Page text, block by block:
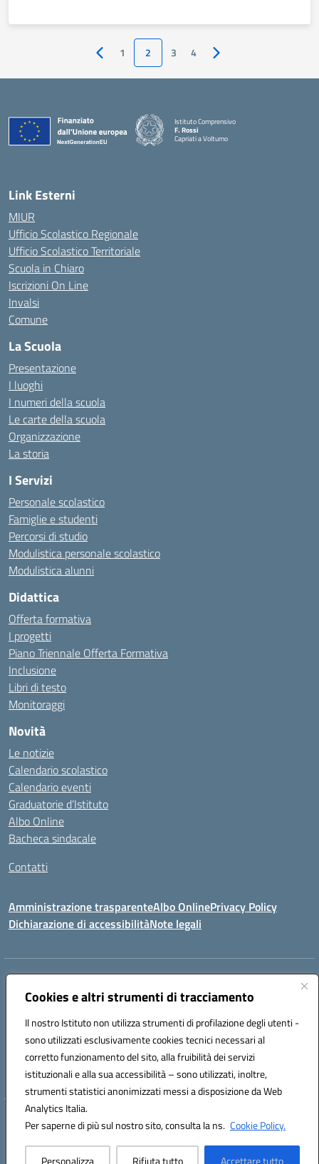
Cookies e altri strumenti di tracciamento
Il nostro Istituto non utilizza strumenti di profilazione degli utenti -
sono utilizzati esclusivamente cookies tecnici necessari al
corretto funzionamento del sito, alla fruibilità dei servizi
istituzionali e alla sua accessibilità – sono utilizzati, inoltre,
strumenti statistici anonimizzati messi a disposizione da Web
Analytics Italia.
Per saperne di più sul nostro sito, consulta la ns. Cookie Policy.
Personalizza Rifiuta tutto Accettare tutto
Pagina precedente
1 2 3 4 Pagina successiva
Istituto Comprensivo
F. Rossi
Capriati a Volturno
— Visita la pagina iniziale della scuola
Link Esterni
MIUR
Ufficio Scolastico Regionale
Ufficio Scolastico Territoriale
Scuola in Chiaro
Iscrizioni On Line
Invalsi
Comune
La Scuola
Presentazione
I luoghi
I numeri della scuola
Le carte della scuola
Organizzazione
La storia
I Servizi
Personale scolastico
Famiglie e studenti
Percorsi di studio
Modulistica personale scolastico
Modulistica alunni
Didattica
Offerta formativa
I progetti
Piano Triennale Offerta Formativa
Inclusione
Libri di testo
Monitoraggi
Novità
Le notizie
Calendario scolastico
Calendario eventi
Graduatorie d’Istituto
Albo Online
Bacheca sindacale
Contatti
Amministrazione trasparenteAlbo OnlinePrivacy Policy
Dichiarazione di accessibilitàNote legali
Indirizzo:
Centralino:0823944017 Email:ceic85400b@istruzione.it
Codice fiscale: 82000440618
Codice meccanografico:
CEIC85400B
Codice Indice delle Pubbliche Amministrazioni (IPA): istsc_CEIC85400B
Hosting & Powered by 3D Solution S.r.l.
Concept & Design by Designers Italia